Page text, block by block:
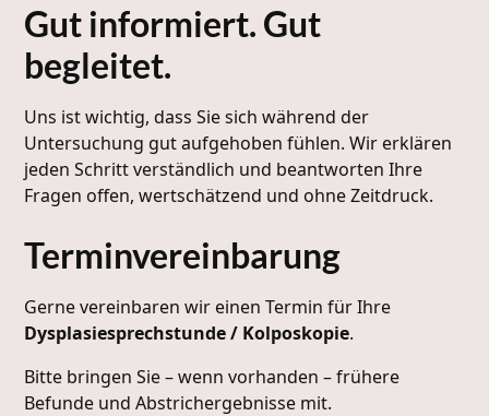
Gut informiert. Gut
begleitet.
Uns ist wichtig, dass Sie sich während der
Untersuchung gut aufgehoben fühlen. Wir erklären
jeden Schritt verständlich und beantworten Ihre
Fragen offen, wertschätzend und ohne Zeitdruck.
Terminvereinbarung
Gerne vereinbaren wir einen Termin für Ihre
Dysplasiesprechstunde / Kolposkopie.
Bitte bringen Sie – wenn vorhanden – frühere
Befunde und Abstrichergebnisse mit.